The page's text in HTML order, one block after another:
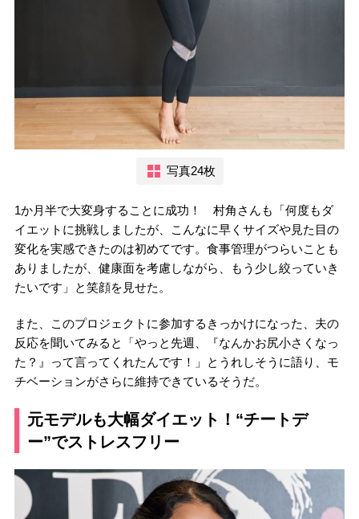
写真24枚
1か月半で大変身することに成功！ 村角さんも「何度もダ
イエットに挑戦しましたが、こんなに早くサイズや見た目の
変化を実感できたのは初めてです。食事管理がつらいことも
ありましたが、健康面を考慮しながら、もう少し絞っていき
たいです」と笑顔を見せた。
また、このプロジェクトに参加するきっかけになった、夫の
反応を聞いてみると「やっと先週、『なんかお尻小さくなっ
た？』って言ってくれたんです！」とうれしそうに語り、モ
チベーションがさらに維持できているそうだ。
元モデルも大幅ダイエット！“チートデ
ー”でストレスフリー